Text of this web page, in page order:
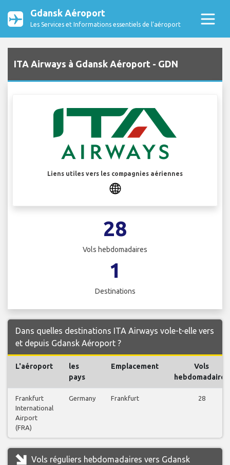
Gdansk Aéroport
Les Services et Informations essentiels de l’aéroport
ITA Airways à Gdansk Aéroport - GDN
Liens utiles vers les compagnies aériennes
28
Vols hebdomadaires
1
Destinations
Dans quelles destinations ITA Airways vole-t-elle vers
et depuis Gdansk Aéroport ?
L'aéroport
les
pays
Emplacement
Vols
hebdomadaires
Frankfurt
International
Airport
(FRA)
Germany Frankfurt 28
Vols réguliers hebdomadaires vers Gdansk